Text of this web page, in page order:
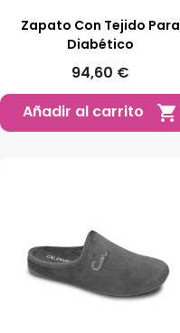
Zapato Con Tejido Para
Diabético
94,60 €
Añadir al carrito
